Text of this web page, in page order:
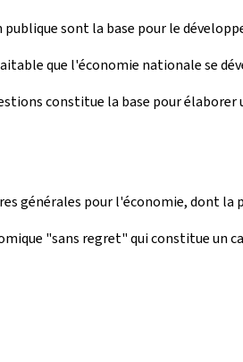
sont la base pour le
que l'économie nationale se
constitue la base pour élaborer
générales pour l'économie, dont
"sans regret" qui constitue un